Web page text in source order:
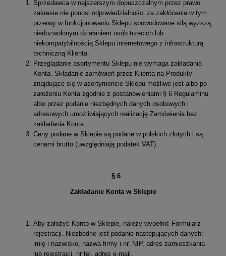
Sprzedawca w najszerszym dopuszczalnym przez prawo
zakresie nie ponosi odpowiedzialności za zakłócenia w tym
przerwy w funkcjonowaniu Sklepu spowodowane siłą wyższą,
niedozwolonym działaniem osób trzecich lub
niekompatybilnością Sklepu internetowego z infrastrukturą
techniczną Klienta.
Przeglądanie asortymentu Sklepu nie wymaga zakładania
Konta. Składanie zamówień przez Klienta na Produkty
znajdujące się w asortymencie Sklepu możliwe jest albo po
założeniu Konta zgodnie z postanowieniami § 6 Regulaminu
albo przez podanie niezbędnych danych osobowych i
adresowych umożliwiających realizację Zamówienia bez
zakładania Konta.
Ceny podane w Sklepie są podane w polskich złotych i są
cenami brutto (uwzględniają podatek VAT).
§ 6
Zakładanie Konta w Sklepie
Aby założyć Konto w Sklepie, należy wypełnić Formularz
rejestracji. Niezbędne jest podanie następujących danych:
imię i nazwisko, nazwa firmy i nr. NIP, adres zamieszkania
lub rejestracji, nr tel, adres e-mail.